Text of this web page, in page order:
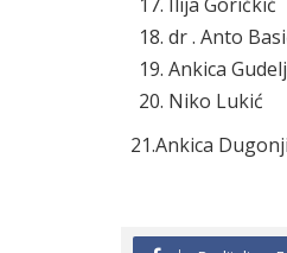
dr . Anto
Ankica
Niko
21.Ankica